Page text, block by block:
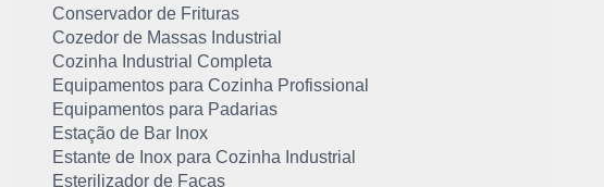
Conservador de Frituras
Cozedor de Massas Industrial
Cozinha Industrial Completa
Equipamentos para Cozinha Profissional
Equipamentos para Padarias
Estação de Bar Inox
Estante de Inox para Cozinha Industrial
Esterilizador de Facas